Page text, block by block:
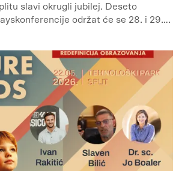
slavi okrugli jubilej. Deseto
održat će se 28. i 29….